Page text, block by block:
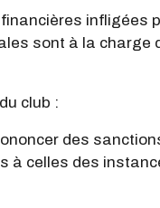
infligées
sont à la charge
club :
des
à celles des